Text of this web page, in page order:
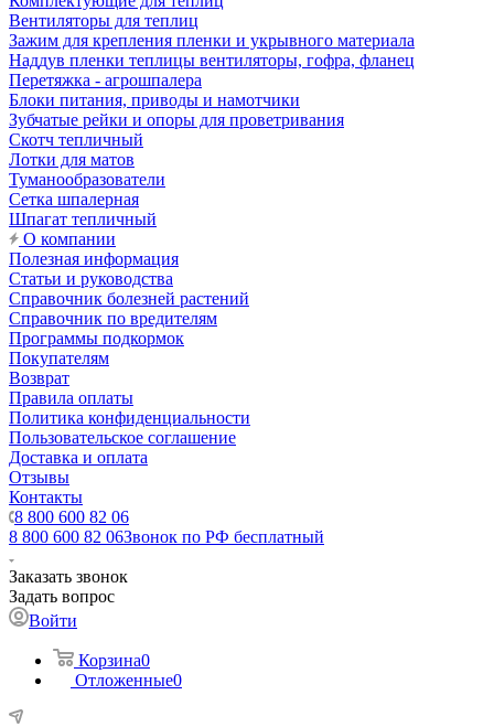
Вентиляторы для теплиц
Зажим для крепления пленки и укрывного материала
Наддув пленки теплицы вентиляторы, гофра, фланец
Перетяжка - агрошпалера
Блоки питания, приводы и намотчики
Зубчатые рейки и опоры для проветривания
Скотч тепличный
Лотки для матов
Туманообразователи
Сетка шпалерная
Шпагат тепличный
О компании
Полезная информация
Статьи и руководства
Справочник болезней растений
Справочник по вредителям
Программы подкормок
Покупателям
Возврат
Правила оплаты
Политика конфиденциальности
Пользовательское соглашение
Доставка и оплата
Отзывы
Контакты
8 800 600 82 06
8 800 600 82 06Звонок по РФ бесплатный
Заказать звонок
Задать вопрос
Войти
Корзина0
Отложенные0